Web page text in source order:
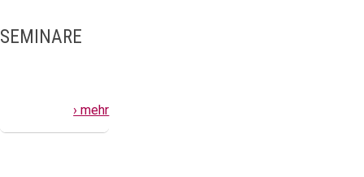
SEMINARE
› mehr